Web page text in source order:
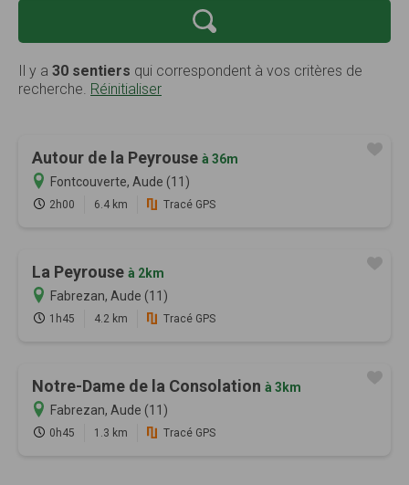
Il y a 30 sentiers qui correspondent à vos critères de
recherche. Réinitialiser
Autour de la Peyrouse à 36m
Fontcouverte, Aude (11)
2h00 6.4 km Tracé GPS
La Peyrouse à 2km
Fabrezan, Aude (11)
1h45 4.2 km Tracé GPS
Notre-Dame de la Consolation à 3km
Fabrezan, Aude (11)
0h45 1.3 km Tracé GPS